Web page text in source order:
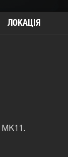
ЛОКАЦIЯ
MK11.